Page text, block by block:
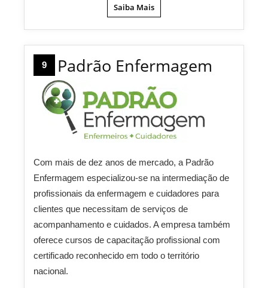
Saiba Mais
9 Padrão Enfermagem
Com mais de dez anos de mercado, a Padrão
Enfermagem especializou-se na intermediação de
profissionais da enfermagem e cuidadores para
clientes que necessitam de serviços de
acompanhamento e cuidados. A empresa também
oferece cursos de capacitação profissional com
certificado reconhecido em todo o território
nacional.